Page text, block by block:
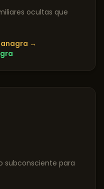
ocultas que
→
subconsciente para